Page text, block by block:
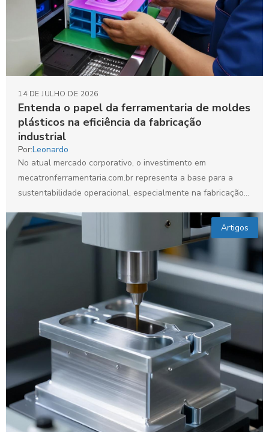
Entenda o papel da ferramentaria de moldes
plásticos na eficiência da fabricação
industrial
14 DE JULHO DE 2026
Por:Leonardo
No atual mercado corporativo, o investimento em
mecatronferramentaria.com.br representa a base para a
sustentabilidade operacional, especialmente na fabricação
Artigos